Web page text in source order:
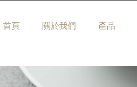
首頁 關於我們 產品